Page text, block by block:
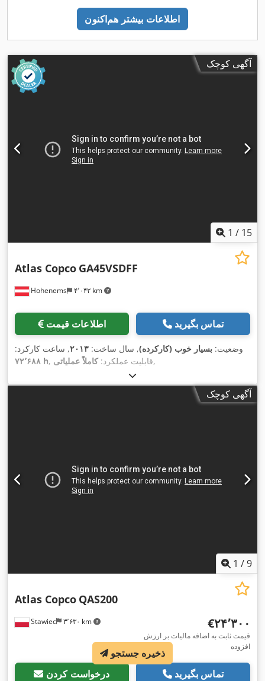
اطلاعات بیشتر هم‌اکنون
آگهی کوچک
1 / 15
Hohenems ۴٬۰۴۲ km
Atlas Copco GA45VSDFF
اطلاعات قیمت تماس بگیرید
وضعیت: بسیار خوب (کارکرده), سال ساخت: ۲۰۱۳, ساعت کارکرد:
۷۲٬۶۸۸ h
, قابلیت عملکرد:کاملاً عملیاتی ,
آگهی کوچک
1 /9
Stawiec ۳٬۶۳۰ km
Atlas Copco QAS200
‎€۲۴٬۳۰۰
قیمت ثابت به اضافه مالیات بر ارزش
افزوده
درخواست کردن تماس بگیرید
ذخیره جستجو